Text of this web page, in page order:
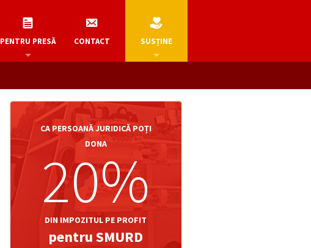
PENTRU PRESĂ CONTACT SUSȚINE
CA PERSOANĂ JURIDICĂ POȚI
DONA
20%
DIN IMPOZITUL PE PROFIT
pentru SMURD